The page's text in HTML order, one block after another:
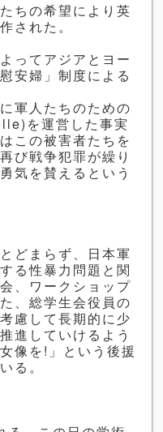
ちの希望により英
された。
ってアジアとヨー
安婦」制度による
軍人たちのための
を運営した事実
この被害者たちを
び戦争犯罪が繰り
気を賛えるという
どまらず、日本軍
る性暴力問題と関
、ワークショップ
、総学生会役員の
慮して長期的に少
進していけるよう
像を! 」という後援
る。